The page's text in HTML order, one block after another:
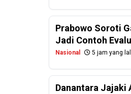
Prabowo Soroti
Jadi Contoh
Nasional 5 jam yang
Danantara Jajaki